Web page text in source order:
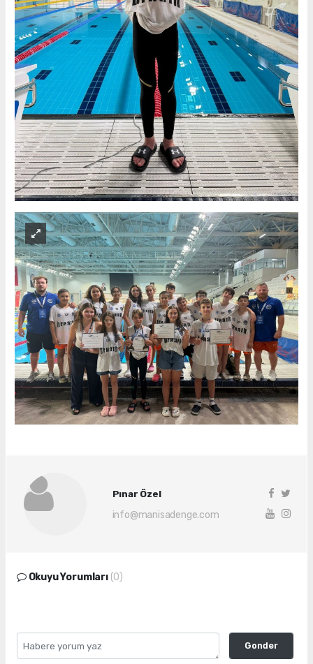
Pınar Özel
info@manisadenge.com
Okuyu Yorumları (0)
Gonder